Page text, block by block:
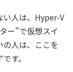
人は、Hyper-V
ー”で仮想スイ
人は、ここを
す。